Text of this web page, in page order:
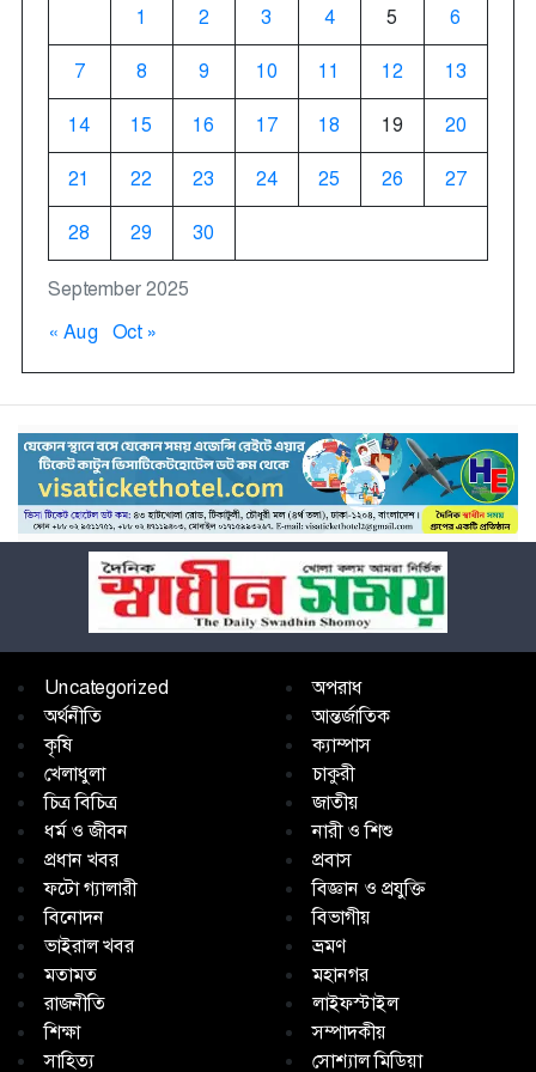
September 2025
1 2 3 4 5 6
7 8 9 10 11 12 13
14 15 16 17 18 19 20
21 22 23 24 25 26 27
28 29 30
« Aug Oct »
Uncategorized
অপরাধ
অর্থনীতি
আন্তর্জাতিক
কৃষি
ক্যাম্পাস
খেলাধুলা
চাকুরী
চিত্র বিচিত্র
জাতীয়
ধর্ম ও জীবন
নারী ও শিশু
প্রধান খবর
প্রবাস
ফটো গ্যালারী
বিজ্ঞান ও প্রযুক্তি
বিনোদন
বিভাগীয়
ভাইরাল খবর
ভ্রমণ
মতামত
মহানগর
রাজনীতি
লাইফস্টাইল
শিক্ষা
সম্পাদকীয়
সাহিত্য
সোশ্যাল মিডিয়া